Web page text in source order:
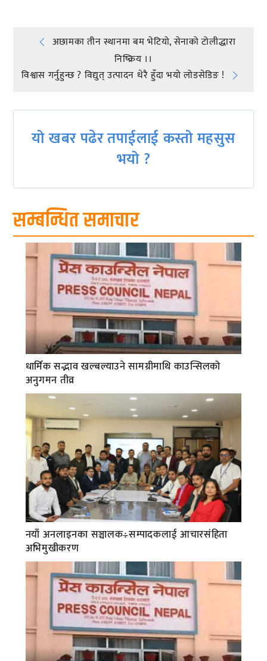
Post
navigation
अछामका तीन स्थानमा बम भेटियो, सेनाको टोलीद्धारा
निष्क्रिय ।।
विश्वास गर्नुहुन्छ ? विद्युत् उत्पादन धेरै हुँदा भयो लोडसेडिङ !
यो खबर पढेर तपाईलाई कस्तो महसुस
भयो ?
सम्बन्धित समाचार
धार्मिक सद्भाव खल्बल्याउने सामग्रीमाथि काउन्सिलको
अनुगमन तीव्र
नयाँ अनलाइनका सञ्चालक÷सम्पादकलाई आचारसंहिता
अभिमुखीकरण